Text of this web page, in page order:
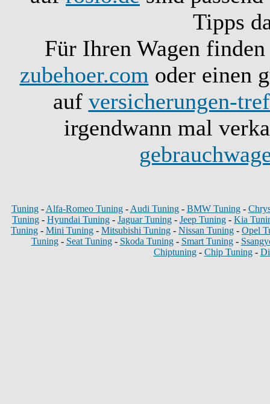
Tipps
Für Ihren Wagen
zubehoer.com oder einen
auf versicherungen-
irgendwann mal
Tuning- Alfa-Romeo Tuning- Audi Tuning- BMW Tuning-
Tuning - Hyundai Tuning - Jaguar Tuning - Jeep Tuning - Kia
Tuning - Mini Tuning - Mitsubishi Tuning - Nissan Tuning - Opel
Tuning- Seat Tuning- Skoda Tuning- Smart Tuning-
Chiptuning- Chip Tuning-